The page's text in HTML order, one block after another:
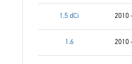
1.5 dCi 2010
1.6 2010